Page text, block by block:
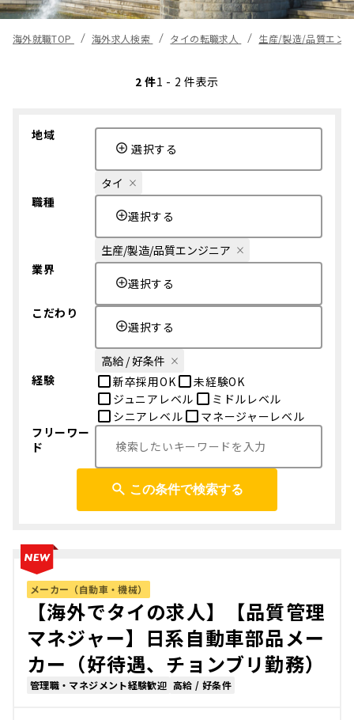
海外就職TOP 海外求人検索 タイの転職求人 生産/製造/品質エン
2 件1 - 2 件表示
地域
選択する
タイ
職種
選択する
生産/製造/品質エンジニア
業界
選択する
こだわり
選択する
高給 / 好条件
経験
新卒採用OK
未経験OK
ジュニアレベル
ミドルレベル
シニアレベル
マネージャーレベル
フリーワー
ド
この条件で検索する
メーカー（自動車・機械）
【海外でタイの求人】【品質管理
マネジャー】日系自動車部品メー
カー（好待遇、チョンブリ勤務）
管理職・マネジメント経験歓迎 高給 / 好条件